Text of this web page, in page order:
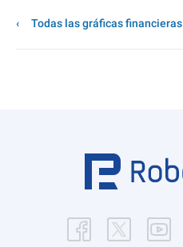
Todas las gráficas financieras